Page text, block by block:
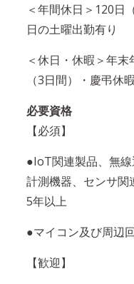
＜年間休日＞120日
日の土曜出勤有り
＜休日・休暇＞年
（3日間）・慶弔休
必要資格
【必須】
●IoT関連製品、無
計測機器、センサ関
5年以上
●マイコン及び周辺
【歓迎】